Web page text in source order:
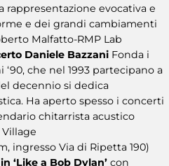
rappresentazione evocativa e
e dei grandi cambiamenti
Malfatto-RMP Lab
Daniele Bazzani Fonda i
che nel 1993 partecipano a
decennio si dedica
Ha aperto spesso i concerti
chitarrista acustico
ingresso Via di Ripetta 190)
‘Like a Bob Dylan’ con